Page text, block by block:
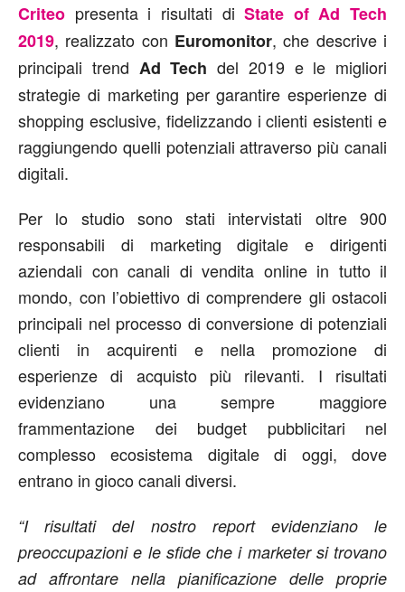
Criteo presenta i risultati diState of Ad Tech
2019, realizzato con Euromonitor, che descrive i
principali trend Ad Tech del 2019 e le migliori
strategie di marketing per garantire esperienze di
shopping esclusive, fidelizzando i clienti esistenti e
raggiungendo quelli potenziali attraverso più canali
digitali.
Per lo studio sono stati intervistati oltre 900
responsabili di marketing digitale e dirigenti
aziendali con canali di vendita online in tutto il
mondo, con l’obiettivo di comprendere gli ostacoli
principali nel processo di conversione di potenziali
clienti in acquirenti e nella promozione di
esperienze di acquisto più rilevanti. I risultati
evidenziano una sempre maggiore
frammentazione dei budget pubblicitari nel
complesso ecosistema digitale di oggi, dove
entrano in gioco canali diversi.
“I risultati del nostro report evidenziano le
preoccupazioni e le sfide che i marketer si trovano
ad affrontare nella pianificazione delle proprie